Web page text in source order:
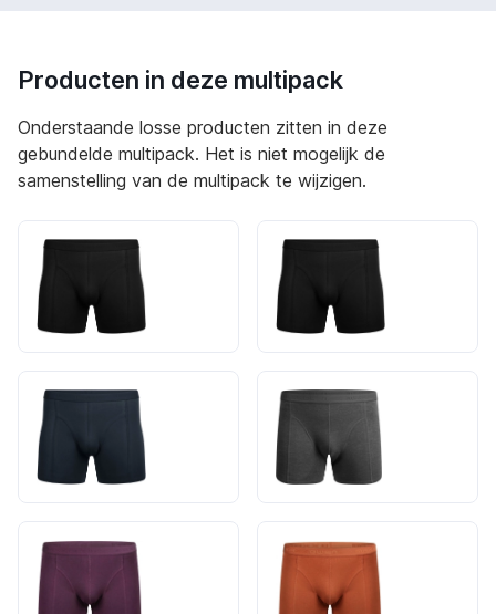
Producten in deze multipack
Onderstaande losse producten zitten in deze
gebundelde multipack. Het is niet mogelijk de
samenstelling van de multipack te wijzigen.